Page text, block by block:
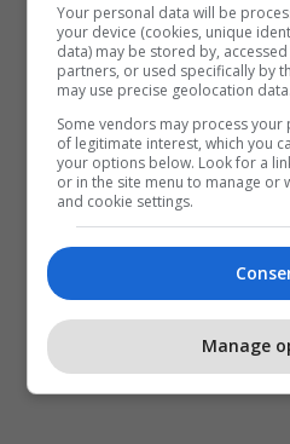
Your personal data will be
your device (cookies, unique
data) may be stored by,
partners, or used specifically by
may use precise geolocation data.
Some vendors may process
of legitimate interest, which you
your options below. Look for a
or in the site menu to manage or
and cookie settings.
Manage